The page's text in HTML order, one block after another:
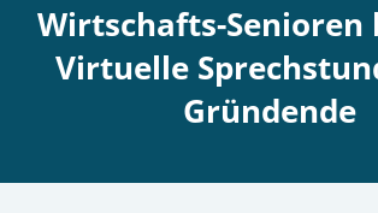
Wirtschafts-Senioren
Virtuelle
Gründende